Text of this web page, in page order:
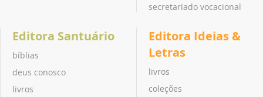
secretariado vocacional
Editora Santuário
bíblias
deus conosco
livros
Editora Ideias &
Letras
livros
coleções